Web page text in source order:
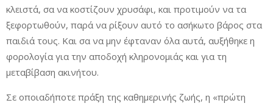
κλειστά, σα να κοστίζουν χρυσάφι, και προτιμούν να τα
ξεφορτωθούν, παρά να ρίξουν αυτό το ασήκωτο βάρος στα
παιδιά τους. Και σα να μην έφταναν όλα αυτά, αυξήθηκε η
φορολογία για την αποδοχή κληρονομιάς και για τη
μεταβίβαση ακινήτου.
Σε οποιαδήποτε πράξη της καθημερινής ζωής, η «πρώτη